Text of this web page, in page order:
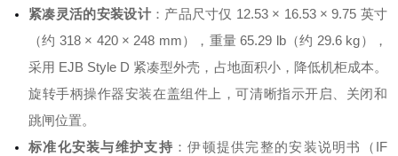
紧凑灵活的安装设计：产品尺寸仅 12.53 × 16.53 × 9.75 英寸
（约 318 × 420 × 248 mm），重量 65.29 lb（约 29.6 kg）
，
采用 EJB Style D 紧凑型外壳 ，占地面积小，降低机柜成本。
旋转手柄操作器安装在盖组件上，可清晰指示开启、关闭和
跳闸位置。
标准化安装与维护支持 ：伊顿提供完整的安装说明书（IF